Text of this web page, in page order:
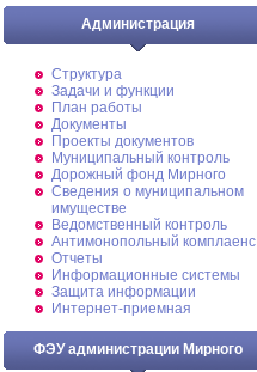
Администрация
Структура
Задачи и функции
План работы
Документы
Проекты документов
Муниципальный контроль
Дорожный фонд Мирного
Cведения о муниципальном
имуществе
Ведомственный контроль
Антимонопольный комплаенс
Отчеты
Информационные системы
Защита информации
Интернет-приемная
ФЭУ администрации Мирного